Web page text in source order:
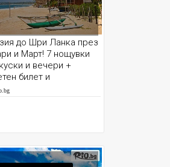
до Шри Ланка през
и Март! 7 нощувки
и вечери +
билет и
за Сафари